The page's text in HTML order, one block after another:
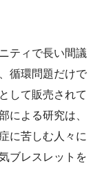
ティで長い間議
循環問題だけで
して販売されて
による研究は、
に苦しむ人々に
ブレスレットを